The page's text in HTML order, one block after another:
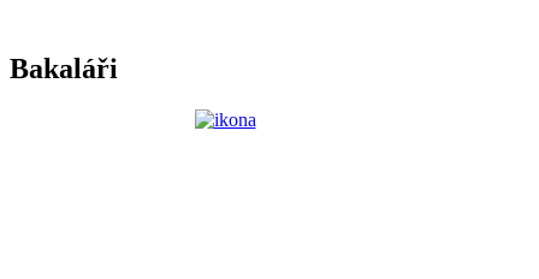
Bakaláři